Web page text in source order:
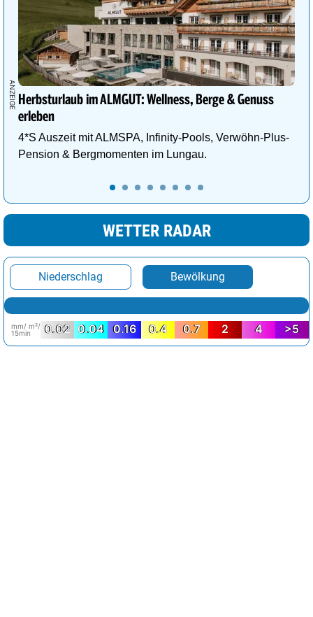
Herbsturlaub im ALMGUT: Wellness, Berge & Genuss
erleben
4*S Auszeit mit ALMSPA, Infinity-Pools, Verwöhn-Plus-
Pension & Bergmomenten im Lungau.
WETTER RADAR
Niederschlag Bewölkung
mm/ m²/
15min
0.02 0.04 0.16 0.4 0.7 2 4 >5